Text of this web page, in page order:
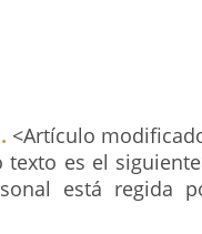
<Artículo
texto es el
está regida